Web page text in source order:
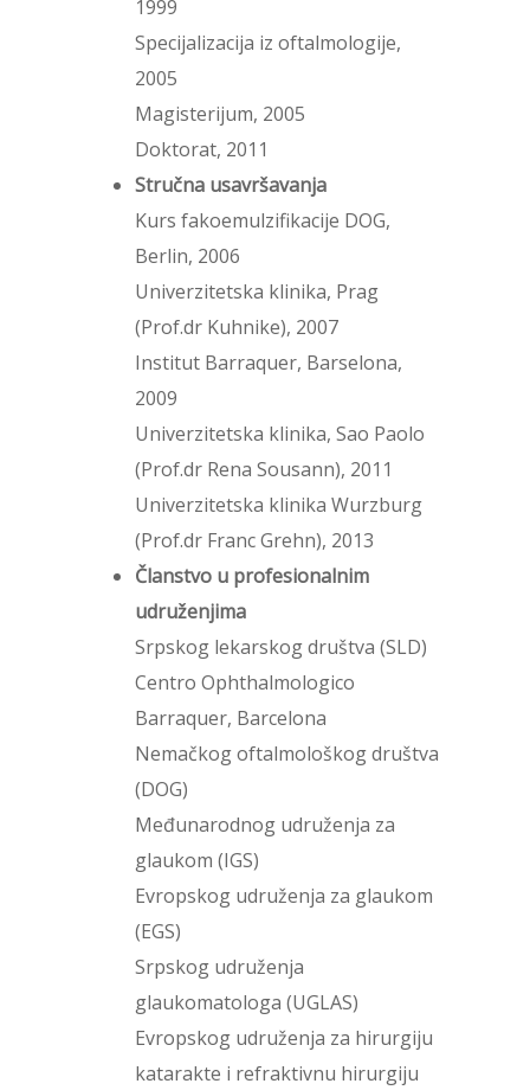
1999
Specijalizacija iz oftalmologije,
2005
Magisterijum, 2005
Doktorat, 2011
Stručna usavršavanja
Kurs fakoemulzifikacije DOG,
Berlin, 2006
Univerzitetska klinika, Prag
(Prof.dr Kuhnike), 2007
Institut Barraquer, Barselona,
2009
Univerzitetska klinika, Sao Paolo
(Prof.dr Rena Sousann), 2011
Univerzitetska klinika Wurzburg
(Prof.dr Franc Grehn), 2013
Članstvo u profesionalnim
udruženjima
Srpskog lekarskog društva (SLD)
Centro Ophthalmologico
Barraquer, Barcelona
Nemačkog oftalmološkog društva
(DOG)
Međunarodnog udruženja za
glaukom (IGS)
Evropskog udruženja za glaukom
(EGS)
Srpskog udruženja
glaukomatologa (UGLAS)
Evropskog udruženja za hirurgiju
katarakte i refraktivnu hirurgiju